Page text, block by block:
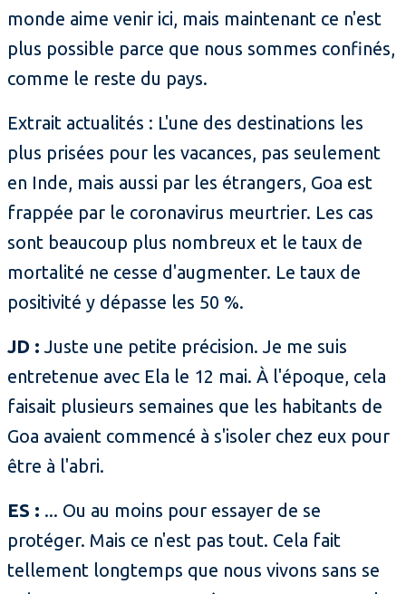
monde aime venir ici, mais maintenant ce n'est
plus possible parce que nous sommes confinés,
comme le reste du pays.
Extrait actualités : L'une des destinations les
plus prisées pour les vacances, pas seulement
en Inde, mais aussi par les étrangers, Goa est
frappée par le coronavirus meurtrier. Les cas
sont beaucoup plus nombreux et le taux de
mortalité ne cesse d'augmenter. Le taux de
positivité y dépasse les 50 %.
JD : Juste une petite précision. Je me suis
entretenue avec Ela le 12 mai. À l'époque, cela
faisait plusieurs semaines que les habitants de
Goa avaient commencé à s'isoler chez eux pour
être à l'abri.
ES : ... Ou au moins pour essayer de se
protéger. Mais ce n'est pas tout. Cela fait
tellement longtemps que nous vivons sans se